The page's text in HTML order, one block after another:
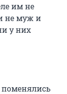
им не
не муж и
у них
поменялись